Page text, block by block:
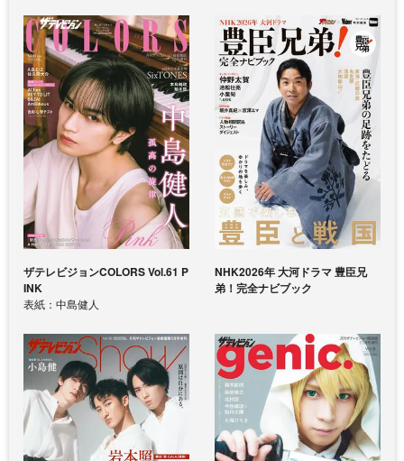
ザテレビジョンCOLORS Vol.61 P
INK
表紙：中島健人
NHK2026年 大河ドラマ 豊臣兄
弟！完全ナビブック